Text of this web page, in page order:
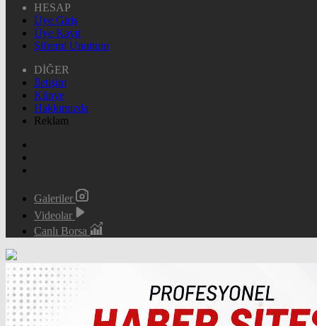
HESAP
Üye Giriş
Üye Kayıt
Şifremi Unuttum
DİĞER
İletişim
Künye
Hakkımızda
Reklam
Galeriler
Videolar
Canlı Borsa